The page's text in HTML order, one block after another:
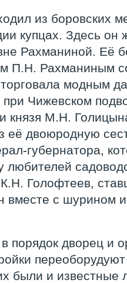
из боровских
купцах. Здесь он
Рахманиной. Её
П.Н. Рахманиным
модным
при Чижевском
князя М.Н.
её двоюродную
губернатора,
любителей
Голофтеев,
вместе с шурином
порядок дворец и
были и известные